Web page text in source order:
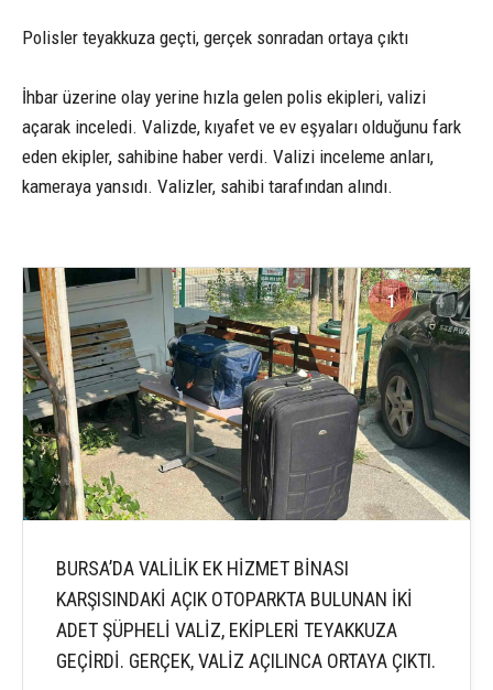
Polisler teyakkuza geçti, gerçek sonradan ortaya çıktı
İhbar üzerine olay yerine hızla gelen polis ekipleri, valizi
açarak inceledi. Valizde, kıyafet ve ev eşyaları olduğunu fark
eden ekipler, sahibine haber verdi. Valizi inceleme anları,
kameraya yansıdı. Valizler, sahibi tarafından alındı.
1 4
BURSA’DA VALİLİK EK HİZMET BİNASI
KARŞISINDAKİ AÇIK OTOPARKTA BULUNAN İKİ
ADET ŞÜPHELİ VALİZ, EKİPLERİ TEYAKKUZA
GEÇİRDİ. GERÇEK, VALİZ AÇILINCA ORTAYA ÇIKTI.